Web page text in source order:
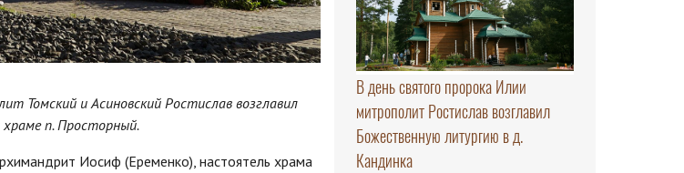
Томский и Асиновский Ростислав возглавил
п. Просторный.
Иосиф (Еременко), настоятель храма
В день святого пророка Илии
митрополит Ростислав возглавил
Божественную литургию в д.
Кандинка